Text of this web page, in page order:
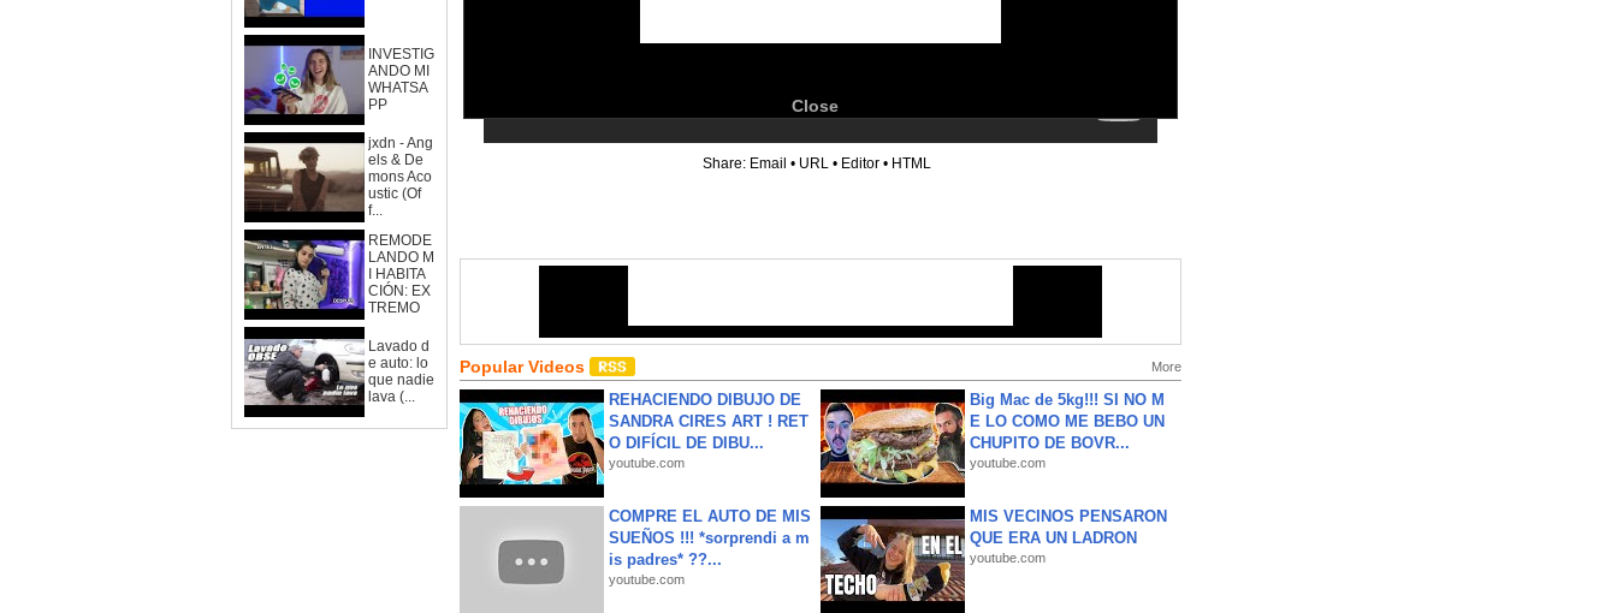
INVESTIG
ANDO MI
WHATSA
PP
jxdn - Ang
els & De
mons Aco
ustic (Of
f...
REMODE
LANDO M
I HABITA
CIÓN: EX
TREMO
Lavado d
e auto: lo
que nadie
lava (...
Close
Share: Email • URL • Editor • HTML
Popular Videos More
REHACIENDO DIBUJO DE
SANDRA CIRES ART ! RET
O DIFÍCIL DE DIBU...
youtube.com
Big Mac de 5kg!!! SI NO M
E LO COMO ME BEBO UN
CHUPITO DE BOVR...
youtube.com
COMPRE EL AUTO DE MIS
SUEÑOS !!! *sorprendi a m
is padres* ??...
youtube.com
MIS VECINOS PENSARON
QUE ERA UN LADRON
youtube.com